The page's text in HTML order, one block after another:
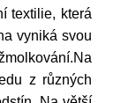
textilie, která
vyniká svou
z různých